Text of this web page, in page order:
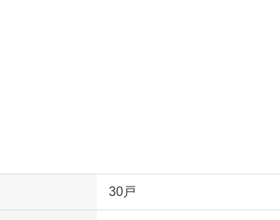
30戸